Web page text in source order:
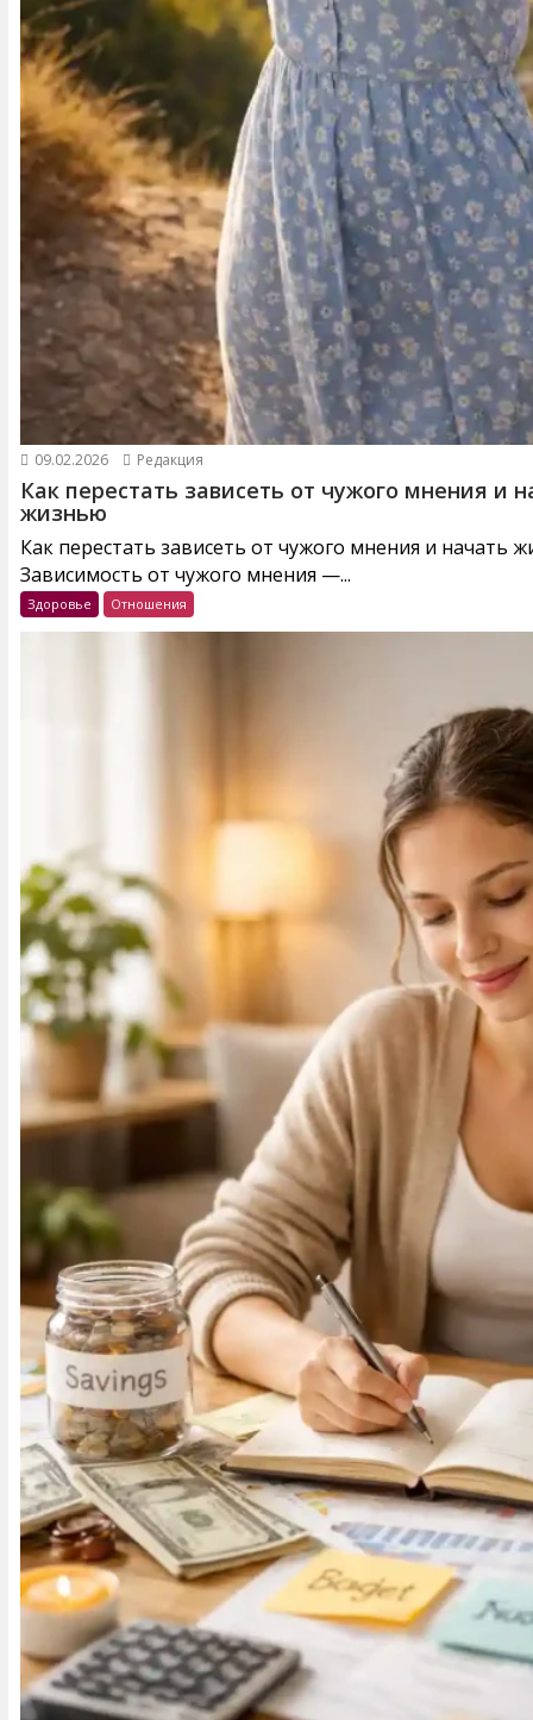
09.02.2026 Редакция
Как перестать зависеть от чужого мнения и
жизнью
Как перестать зависеть от чужого мнения и начать
Зависимость от чужого мнения —...
Здоровье Отношения